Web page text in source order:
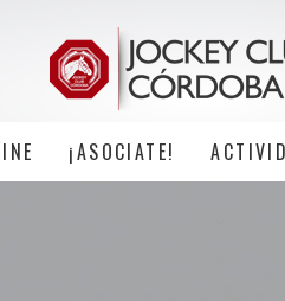
¡ASOCIATE!